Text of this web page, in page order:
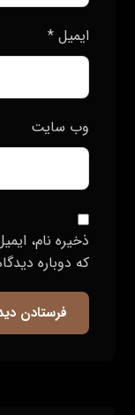
ایمیل*
وب‌ سایت
ذخیره نام،
که دوباره
فرستادن